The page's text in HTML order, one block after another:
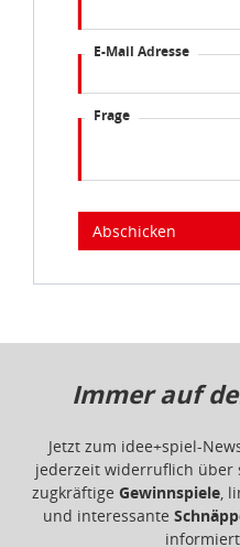
E-Mail Adresse
Frage
Abschicken
Immer auf
Jetzt zum idee+spiel-
jederzeit widerruflich über
zugkräftige Gewinnspiele,
und interessante